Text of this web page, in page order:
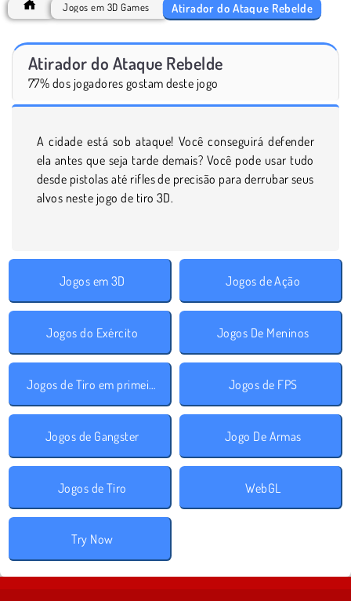
Jogos em 3D Games Atirador do Ataque Rebelde
Atirador do Ataque Rebelde
77% dos jogadores gostam deste jogo
A cidade está sob ataque! Você conseguirá defender
ela antes que seja tarde demais? Você pode usar tudo
desde pistolas até rifles de precisão para derrubar seus
alvos neste jogo de tiro 3D.
Jogos em 3D Jogos de Ação
Jogos do Exército Jogos De Meninos
Jogos de Tiro em primeira pessoa Jogos de FPS
Jogos de Gangster Jogo De Armas
Jogos de Tiro WebGL
Try Now